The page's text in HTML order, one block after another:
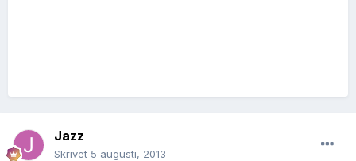
Jazz
Skrivet 5 augusti, 2013